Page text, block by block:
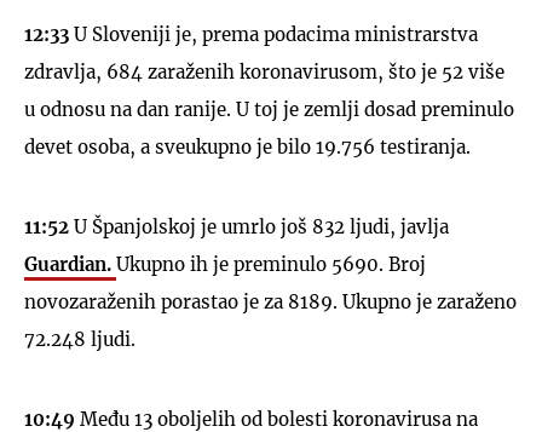
12:33 U Sloveniji je, prema podacima ministrarstva
zdravlja, 684 zaraženih koronavirusom, što je 52 više
u odnosu na dan ranije. U toj je zemlji dosad preminulo
devet osoba, a sveukupno je bilo 19.756 testiranja.
11:52 U Španjolskoj je umrlo još 832 ljudi, javlja
Guardian. Ukupno ih je preminulo 5690. Broj
novozaraženih porastao je za 8189. Ukupno je zaraženo
72.248 ljudi.
10:49 Među 13 oboljelih od bolesti koronavirusa na